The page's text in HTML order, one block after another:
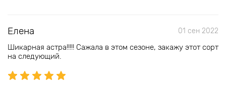
Елена 01 сен 2022
Шикарная астра!!!!! Сажала в этом сезоне, закажу этот сорт
на следующий.